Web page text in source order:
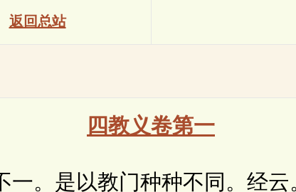
返回总站
四教义卷第一
。是以教门种种不同。经云